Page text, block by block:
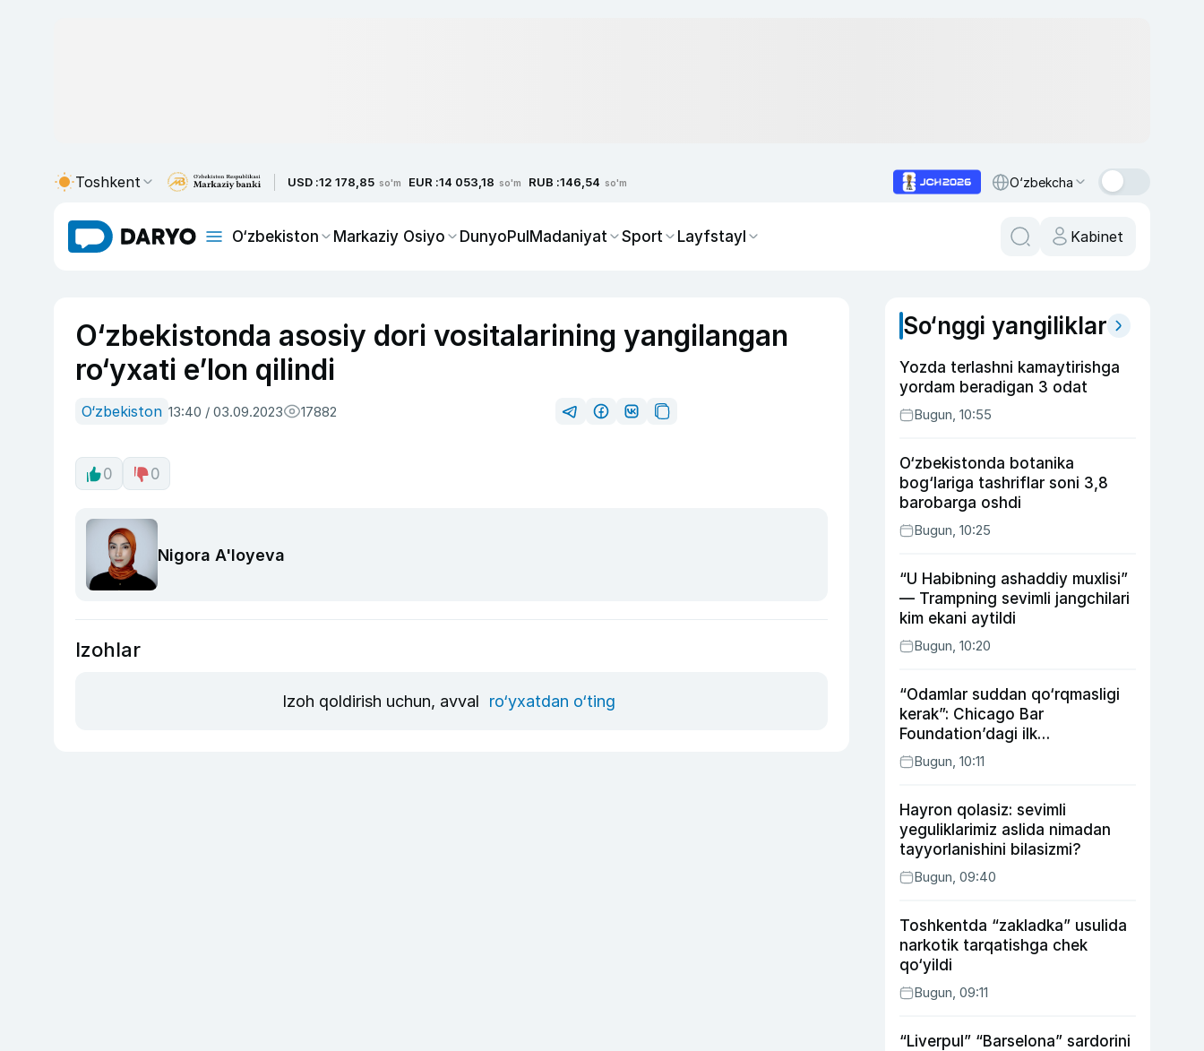
Toshkent USD :12 178,85 so'm EUR :14 053,18 so'm RUB :146,54 so'm O‘zbekcha
O‘zbekiston Markaziy Osiyo DunyoPulMadaniyat Sport Layfstayl Kabinet
O‘zbekistonda asosiy dori vositalarining yangilangan
ro‘yxati e’lon qilindi
O‘zbekiston 13:40 / 03.09.2023 17882
0 0
Nigora A'loyeva
Izohlar
Izoh qoldirish uchun, avval ro‘yxatdan o‘ting
So‘nggi yangiliklar
Yozda terlashni kamaytirishga
yordam beradigan 3 odat
Bugun, 10:55
O‘zbekistonda botanika
bog‘lariga tashriflar soni 3,8
barobarga oshdi
Bugun, 10:25
“U Habibning ashaddiy muxlisi”
— Trampning sevimli jangchilari
kim ekani aytildi
Bugun, 10:20
“Odamlar suddan qo‘rqmasligi
kerak”: Chicago Bar
Foundation’dagi ilk
o‘zbekistonlik Go‘zal
Abduaxatova
Bugun, 10:11
Hayron qolasiz: sevimli
yeguliklarimiz aslida nimadan
tayyorlanishini bilasizmi?
Bugun, 09:40
Toshkentda “zakladka” usulida
narkotik tarqatishga chek
qo‘yildi
Bugun, 09:11
“Liverpul” “Barselona” sardorini